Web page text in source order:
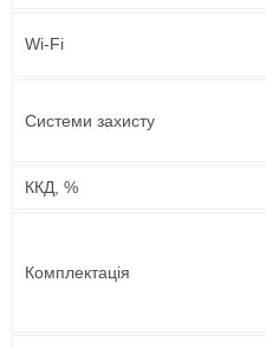
Wi-Fi
Системи захисту
ККД, %
Комплектація